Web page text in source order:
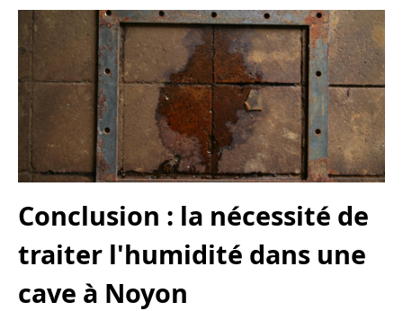
Conclusion : la nécessité de
traiter l'humidité dans une
cave à Noyon